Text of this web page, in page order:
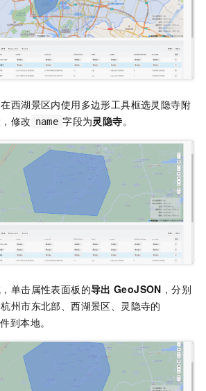
西湖景区内使用多边形工具框选灵隐寺附
修改 name 字段为灵隐寺。
单击属性表面板的导出 GeoJSON ，分别
州市东北部、西湖景区、灵隐寺的
到本地。